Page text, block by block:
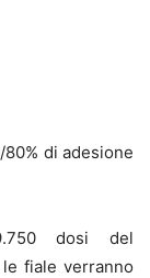
di adesione
dosi del
fiale verranno